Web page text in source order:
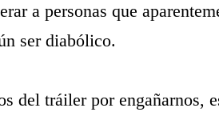
a personas que
ser diabólico.
del tráiler por engañarnos,